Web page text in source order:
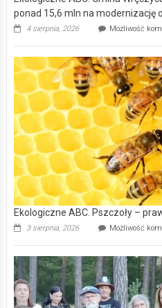
ponad 15,6 mln na modernizację
4 sierpnia, 2026 Możliwość
Ekologiczne ABC. Pszczoły –
3 sierpnia, 2026 Możliwość